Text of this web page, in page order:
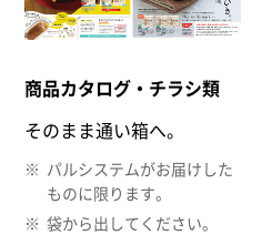
商品カタログ・チラシ類
そのまま通い箱へ。
パルシステムがお届けした
ものに限ります。
袋から出してください。